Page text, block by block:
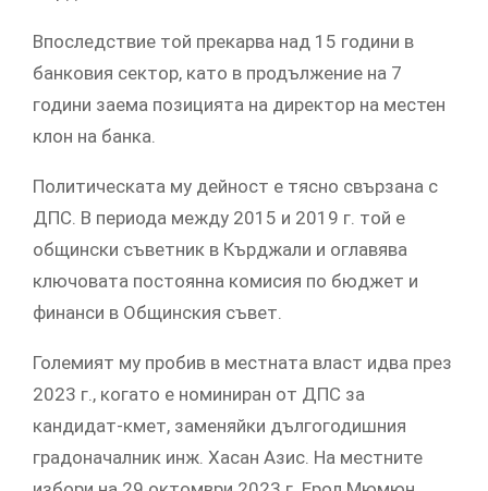
Впоследствие той прекарва над 15 години в
банковия сектор, като в продължение на 7
години заема позицията на директор на местен
клон на банка.
Политическата му дейност е тясно свързана с
ДПС. В периода между 2015 и 2019 г. той е
общински съветник в Кърджали и оглавява
ключовата постоянна комисия по бюджет и
финанси в Общинския съвет.
Големият му пробив в местната власт идва през
2023 г., когато е номиниран от ДПС за
кандидат-кмет, заменяйки дългогодишния
градоначалник инж. Хасан Азис. На местните